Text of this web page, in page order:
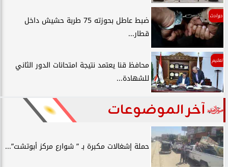
حوادث
ضبط عاطل بحوزته 75 طربة حشيش داخل
قطار...
تعليم
محافظ قنا يعتمد نتيجة امتحانات الدور الثاني
للشهادة...
آخر الموضوعات
حملة إشغالات مكبرة بـ ” شوارع مركز أبوتشت”...